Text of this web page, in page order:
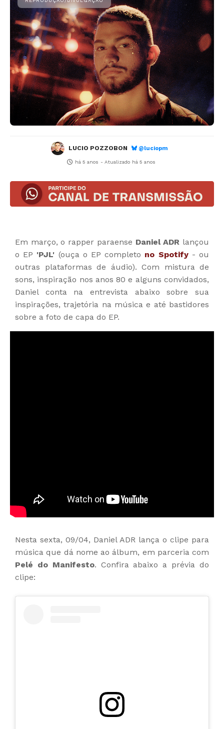
LUCIO POZZOBON @luciopm
há 5 anos - Atualizado há 5 anos
Em março, o rapper paraense Daniel ADR lançou
o EP 'PJL' (ouça o EP completo no Spotify- ou
outras plataformas de áudio). Com mistura de
sons, inspiração nos anos 80 e alguns convidados,
Daniel conta na entrevista abaixo sobre sua
inspirações, trajetória na música e até bastidores
sobre a foto de capa do EP.
Nesta sexta, 09/04, Daniel ADR lança o clipe para
música que dá nome ao álbum, em parceria com
Pelé do Manifesto. Confira abaixo a prévia do
clipe: